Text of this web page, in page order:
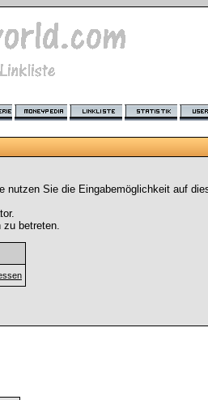
Sie die Eingabemöglichkeit auf
zu betreten.